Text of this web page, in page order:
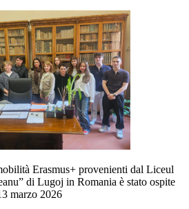
Erasmus+ provenienti dal Liceul
di Lugoj in Romania è stato ospite
marzo 2026